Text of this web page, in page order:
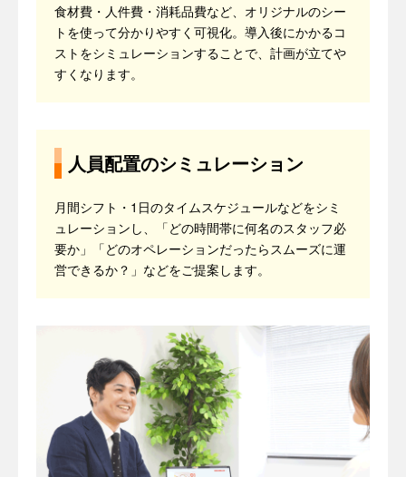
食材費・人件費・消耗品費など、オリジナルのシー
トを使って分かりやすく可視化。導入後にかかるコ
ストをシミュレーションすることで、計画が立てや
すくなります。
人員配置のシミュレーション
月間シフト・1日のタイムスケジュールなどをシミ
ュレーションし、「どの時間帯に何名のスタッフ必
要か」「どのオペレーションだったらスムーズに運
営できるか？」などをご提案します。